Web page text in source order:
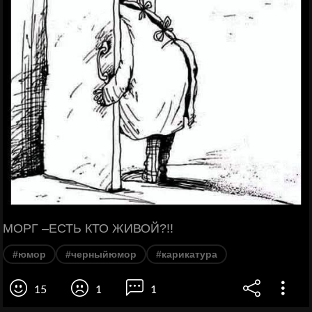
МОРГ –ЕСТЬ КТО ЖИВОЙ?!!
#юмор #черныйюмор #карикатура
15 1 1